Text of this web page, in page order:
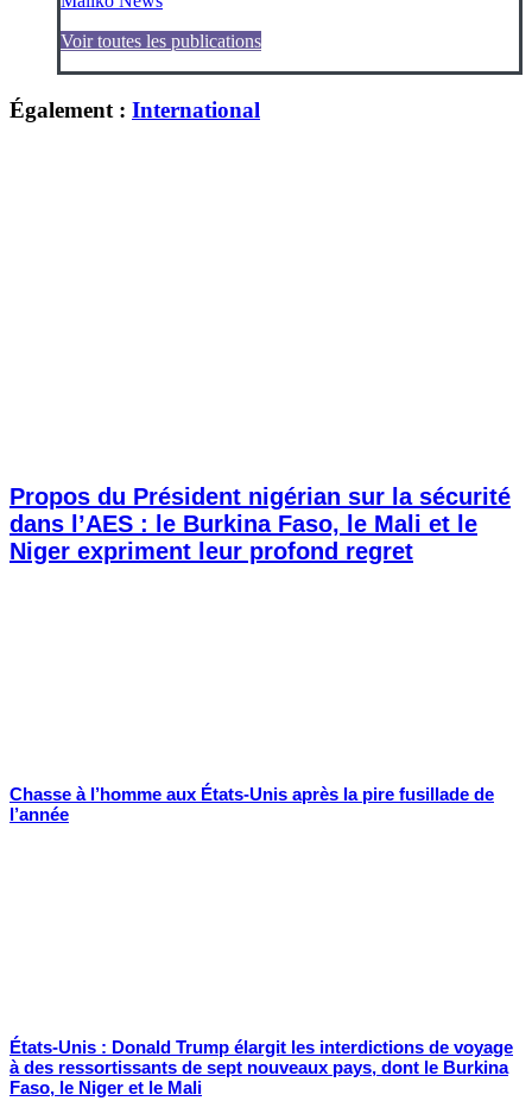
Voir toutes les publications
Également : International
Propos du Président nigérian sur la sécurité
dans l’AES : le Burkina Faso, le Mali et le
Niger expriment leur profond regret
Chasse à l’homme aux États-Unis après la pire fusillade de
l’année
États-Unis : Donald Trump élargit les interdictions de voyage
à des ressortissants de sept nouveaux pays, dont le Burkina
Faso, le Niger et le Mali